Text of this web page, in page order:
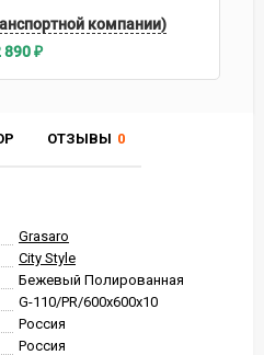
ОТЗЫВЫ 0
Grasaro
City Style
Бежевый Полированная
G-110/PR/600x600x10
Россия
Россия
компании)
890₽